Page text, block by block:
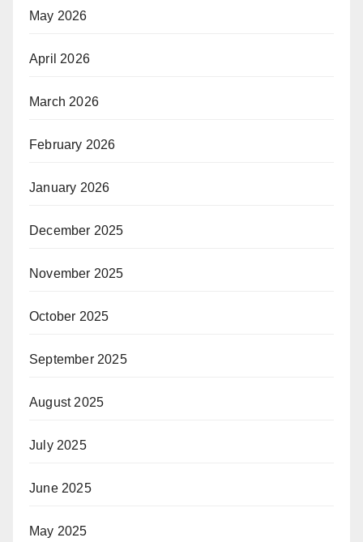
May 2026
April 2026
March 2026
February 2026
January 2026
December 2025
November 2025
October 2025
September 2025
August 2025
July 2025
June 2025
May 2025